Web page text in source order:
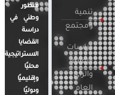
تنمية
ومجتمع
دراسات
الإعلام
والرأي
العام
منظور
وطني في
دراسة
القضايا
الاستراتيجية
محليًا
وإقليميًا
ودوليًا